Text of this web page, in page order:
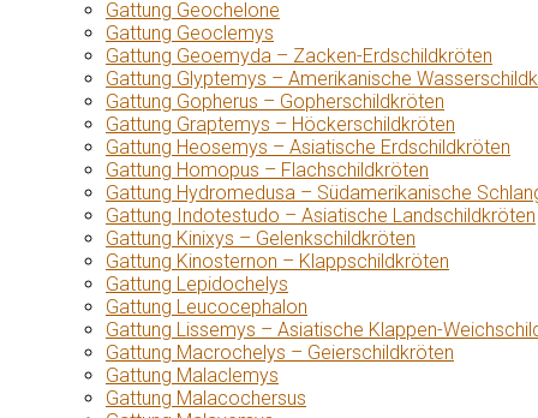
Gattung Geochelone
Gattung Geoclemys
Gattung Geoemyda – Zacken-Erdschildkröten
Gattung Glyptemys – Amerikanische
Gattung Gopherus – Gopherschildkröten
Gattung Graptemys – Höckerschildkröten
Gattung Heosemys – Asiatische Erdschildkröten
Gattung Homopus – Flachschildkröten
Gattung Hydromedusa – Südamerikanische
Gattung Indotestudo – Asiatische Landschildkröten
Gattung Kinixys – Gelenkschildkröten
Gattung Kinosternon – Klappschildkröten
Gattung Lepidochelys
Gattung Leucocephalon
Gattung Lissemys – Asiatische Klappen-
Gattung Macrochelys – Geierschildkröten
Gattung Malaclemys
Gattung Malacochersus